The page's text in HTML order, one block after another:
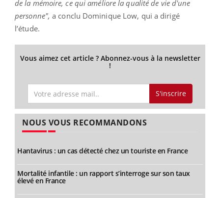
de la mémoire, ce qui améliore la qualité de vie d'une
personne", a conclu Dominique Low, qui a dirigé
l’étude.
Vous aimez cet article ? Abonnez-vous à la newsletter
!
S'inscrire
NOUS VOUS RECOMMANDONS
Hantavirus : un cas détecté chez un touriste en France
Mortalité infantile : un rapport s’interroge sur son taux
élevé en France